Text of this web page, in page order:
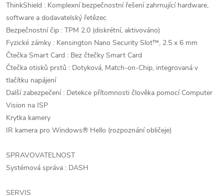
ThinkShield : Komplexní bezpečnostní řešení zahrnující hardware,
software a dodavatelský řetězec
Bezpečnostní čip : TPM 2.0 (diskrétní, aktivováno)
Fyzické zámky : Kensington Nano Security Slot™, 2.5 x 6 mm
Čtečka Smart Card : Bez čtečky Smart Card
Čtečka otisků prstů : Dotyková, Match-on-Chip, integrovaná v
tlačítku napájení
Další zabezpečení : Detekce přítomnosti člověka pomocí Computer
Vision na ISP
Krytka kamery
IR kamera pro Windows® Hello (rozpoznání obličeje)
SPRAVOVATELNOST
Systémová správa : DASH
SERVIS